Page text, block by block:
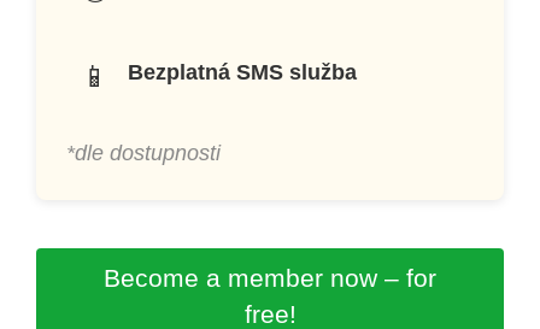
📱 Bezplatná SMS služba
*dle dostupnosti
Become a member now – for
free!